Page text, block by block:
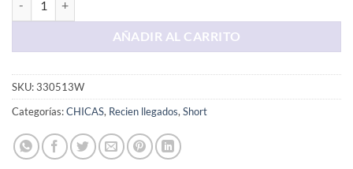
AÑADIR AL CARRITO
SKU:330513W
Categorías:CHICAS, Recien llegados,Short